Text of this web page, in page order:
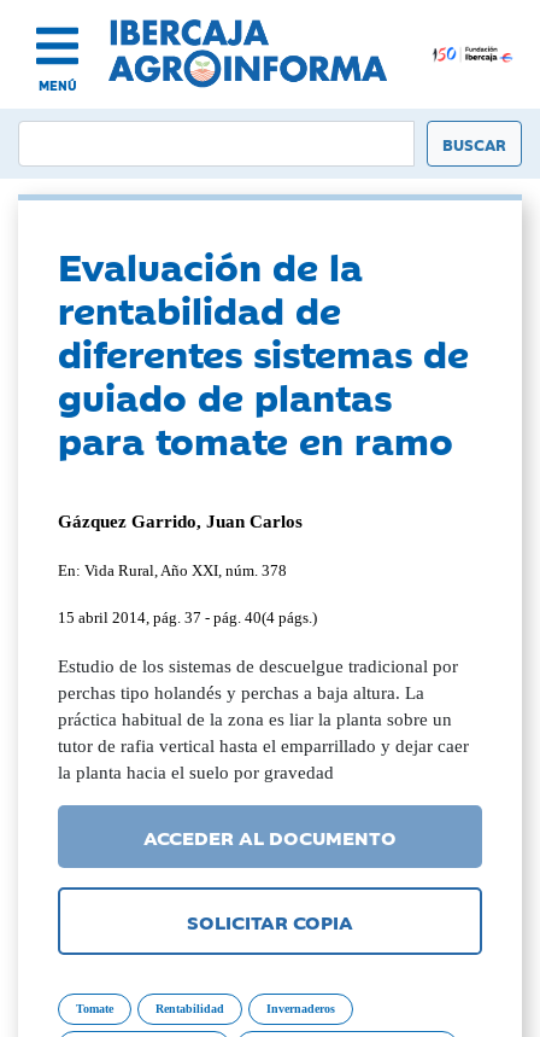
MENÚ
Evaluación de la
rentabilidad de
diferentes sistemas de
guiado de plantas
para tomate en ramo
Gázquez Garrido, Juan Carlos
En: Vida Rural, Año XXI, núm. 378
15 abril 2014, pág. 37 - pág. 40(4 págs.)
Estudio de los sistemas de descuelgue tradicional por
perchas tipo holandés y perchas a baja altura. La
práctica habitual de la zona es liar la planta sobre un
tutor de rafia vertical hasta el emparrillado y dejar caer
la planta hacia el suelo por gravedad
ACCEDER AL DOCUMENTO
SOLICITAR COPIA
Tomate Rentabilidad Invernaderos